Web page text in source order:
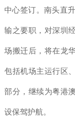
中心签订。南头直
输之要职，对深圳
场搬迁后，将在龙
包括机场主运行区
部分，继续为粤港
设保驾护航。